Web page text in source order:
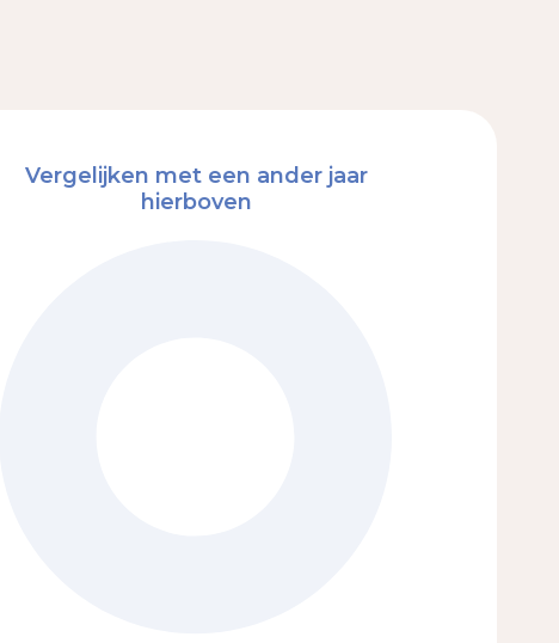
Vergelijken met een ander jaar
hierboven